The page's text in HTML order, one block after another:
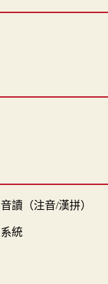
音讀（注音/漢拼）
系統